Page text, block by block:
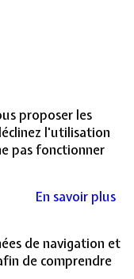
proposer les
l'utilisation
pas fonctionner
En savoir plus
de navigation et
de comprendre